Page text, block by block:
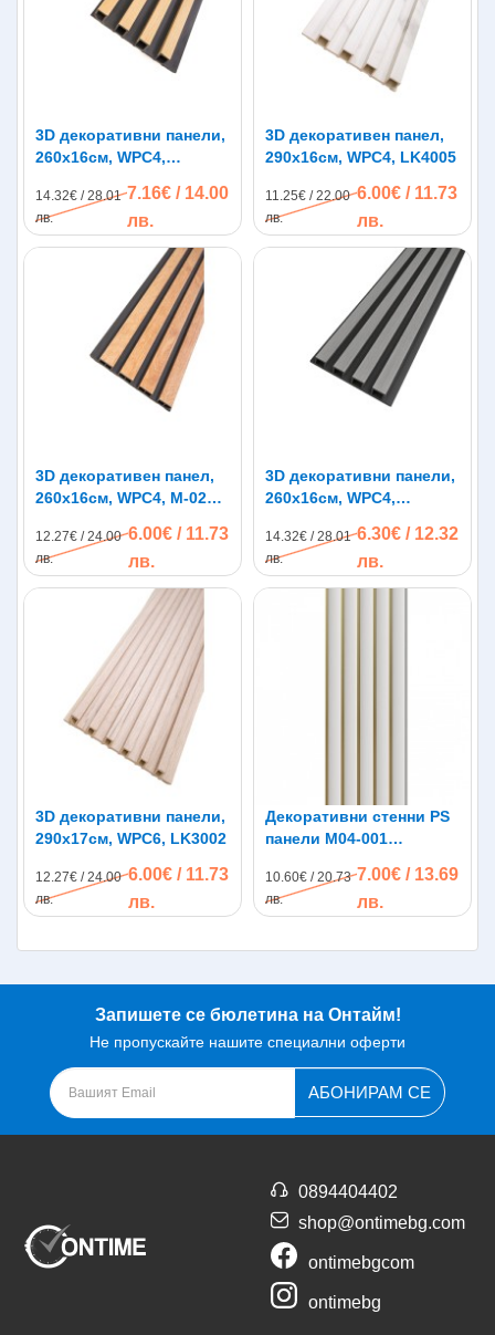
3D декоративни панели,
260х16см, WPC4,
14.32€ / 28.01
лв.
7.16€ / 14.00
лв.
3D декоративен панел,
290х16см, WPC4, LK4005
11.25€ / 22.00
лв.
6.00€ / 11.73
лв.
3D декоративен панел,
260х16см, WPC4, M-026,
12.27€ / 24.00
лв.
6.00€ / 11.73
лв.
3D декоративни панели,
260х16см, WPC4,
черна основа
14.32€ / 28.01
лв.
6.30€ / 12.32
лв.
3D декоративни панели,
290х17см, WPC6, LK3002
12.27€ / 24.00
лв.
6.00€ / 11.73
лв.
Декоративни стенни PS
панели M04-001
10.60€ / 20.73
лв.
7.00€ / 13.69
лв.
Запишете се бюлетина на Онтайм!
Не пропускайте нашите специални оферти
АБОНИРАМ СЕ
0894404402
shop@ontimebg.com
ontimebgcom
ontimebg